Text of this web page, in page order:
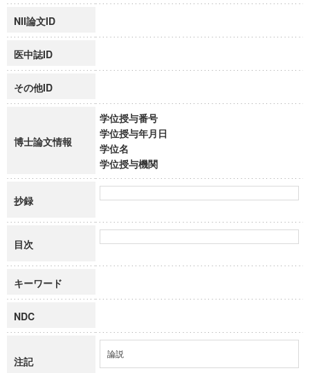
NII論文ID
医中誌ID
その他ID
博士論文情報
学位授与番号
学位授与年月日
学位名
学位授与機関
抄録
目次
キーワード
NDC
注記
論説